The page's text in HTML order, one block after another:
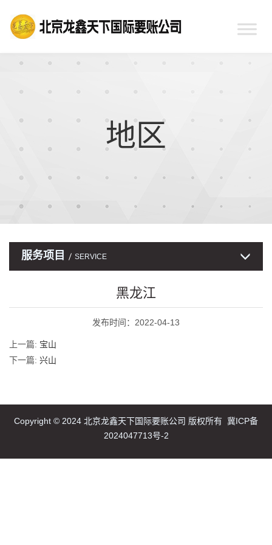
地区
服务项目 SERVICE
黑龙江
发布时间：2022-04-13
上一篇: 宝山
下一篇: 兴山
Copyright © 2024 北京龙鑫天下国际要账公司 版权所有 冀ICP备
2024047713号-2